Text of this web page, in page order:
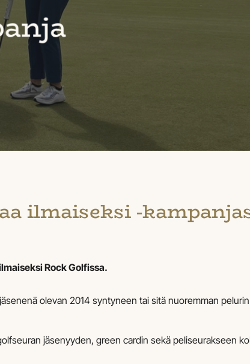
ilmaiseksi -
Rock Golfissa.
olevan 2014 syntyneen tai sitä nuoremman
jäsenyyden, green cardin sekä peliseurakseen